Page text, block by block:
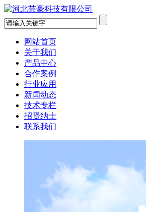
网站首页
关于我们
产品中心
合作案例
行业应用
新闻动态
技术专栏
招贤纳士
联系我们